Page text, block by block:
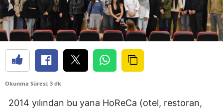
Okunma Süresi: 3 dk
2014 yılından bu yana HoReCa (otel, restoran,